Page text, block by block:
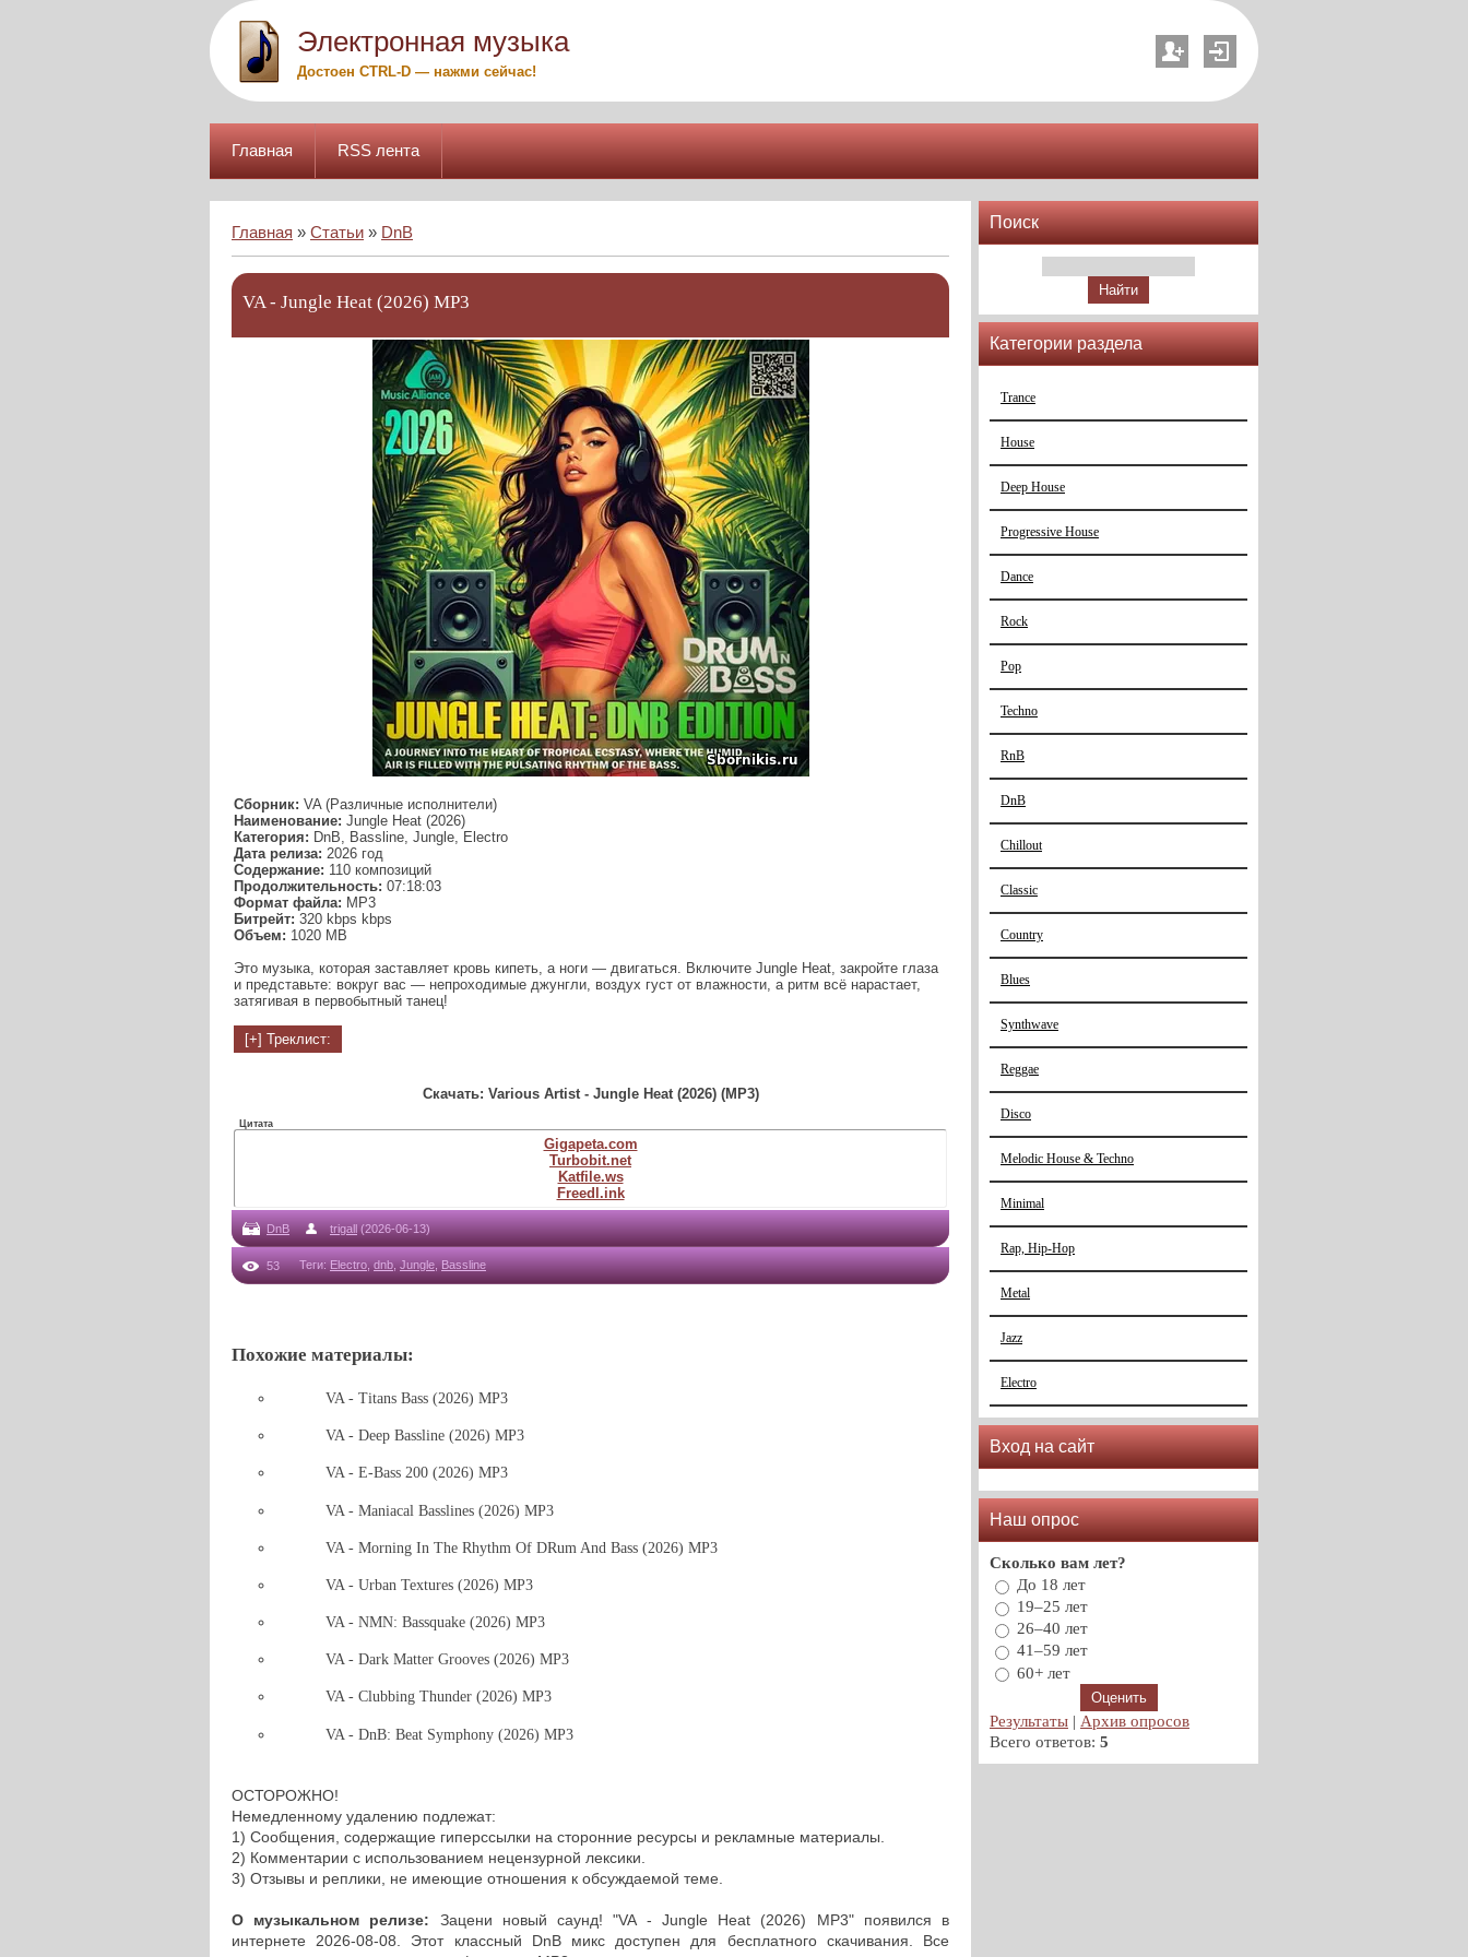
Электронная музыка
Достоен CTRL-D — нажми сейчас!
Главная RSS лента
Главная » Статьи » DnB
VA - Jungle Heat (2026) MP3
Сборник: VA (Различные исполнители)
Наименование: Jungle Heat (2026)
Категория: DnB, Bassline, Jungle, Electro
Дата релиза: 2026 год
Содержание: 110 композиций
Продолжительность: 07:18:03
Формат файла: MP3
Битрейт: 320 kbps kbps
Объем: 1020 МB
Это музыка, которая заставляет кровь кипеть, а ноги — двигаться. Включите Jungle Heat, закройте глаза
и представьте: вокруг вас — непроходимые джунгли, воздух густ от влажности, а ритм всё нарастает,
затягивая в первобытный танец!
Скачать: Various Artist - Jungle Heat (2026) (MP3)
Цитата
Gigapeta.com
Turbobit.net
Katfile.ws
Freedl.ink
DnB trigall (2026-06-13)
53 Теги: Electro,dnb,Jungle,Bassline
Похожие материалы:
VA - Titans Bass (2026) MP3
VA - Deep Bassline (2026) MP3
VA - E-Bass 200 (2026) MP3
VA - Maniacal Basslines (2026) MP3
VA - Morning In The Rhythm Of DRum And Bass (2026) MP3
VA - Urban Textures (2026) MP3
VA - NMN: Bassquake (2026) MP3
VA - Dark Matter Grooves (2026) MP3
VA - Сlubbing Thunder (2026) MP3
VA - DnB: Beat Symphony (2026) MP3
ОСТОРОЖНО!
Немедленному удалению подлежат:
1) Сообщения, содержащие гиперссылки на сторонние ресурсы и рекламные материалы.
2) Комментарии с использованием нецензурной лексики.
3) Отзывы и реплики, не имеющие отношения к обсуждаемой теме.
О музыкальном релизе: Зацени новый саунд! "VA - Jungle Heat (2026) MP3" появился в
интернете 2026-08-08. Этот классный DnB микс доступен для бесплатного скачивания. Все
Поиск
Категории раздела
Trance
House
Deep House
Progressive House
Dance
Rock
Pop
Techno
RnB
DnB
Chillout
Classic
Country
Blues
Synthwave
Reggae
Disco
Melodic House & Techno
Minimal
Rap, Hip-Hop
Metal
Jazz
Electro
Вход на сайт
Наш опрос
Сколько вам лет?
До 18 лет
19–25 лет
26–40 лет
41–59 лет
60+ лет
Результаты | Архив опросов
Всего ответов: 5